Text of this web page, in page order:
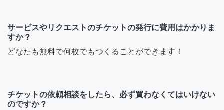
サービスやリクエストのチケットの発行に費用はかかりま
すか？
どなたも無料で何枚でもつくることができます！
チケットの依頼相談をしたら、必ず買わなくてはいけない
のですか？